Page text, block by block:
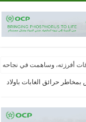
أفرزته، وساهمت في
حرائق الغابات باولاد